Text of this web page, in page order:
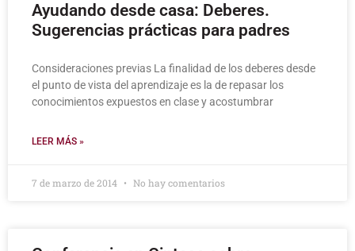
Ayudando desde casa: Deberes.
Sugerencias prácticas para padres
Consideraciones previas La finalidad de los deberes desde
el punto de vista del aprendizaje es la de repasar los
conocimientos expuestos en clase y acostumbrar
LEER MÁS »
7 de marzo de 2014 No hay comentarios